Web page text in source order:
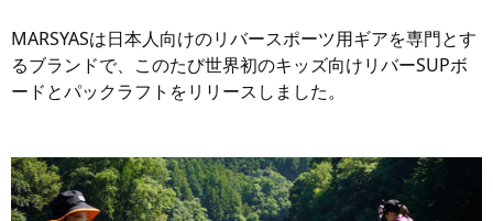
MARSYASは日本人向けのリバースポーツ用ギアを専門とす
るブランドで、このたび世界初のキッズ向けリバーSUPボ
ードとパックラフトをリリースしました。